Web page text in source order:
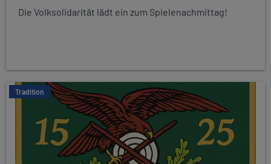
Die Volksolidarität lädt ein zum Spielenachmittag!
Tradition